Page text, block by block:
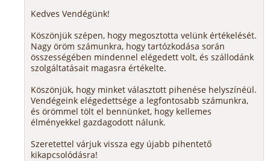
Kedves Vendégünk!
Köszönjük szépen, hogy megosztotta velünk értékelését.
Nagy öröm számunkra, hogy tartózkodása során
összességében mindennel elégedett volt, és szállodánk
szolgáltatásait magasra értékelte.
Köszönjük, hogy minket választott pihenése helyszínéül.
Vendégeink elégedettsége a legfontosabb számunkra,
és örömmel tölt el bennünket, hogy kellemes
élményekkel gazdagodott nálunk.
Szeretettel várjuk vissza egy újabb pihentető
kikapcsolódásra!